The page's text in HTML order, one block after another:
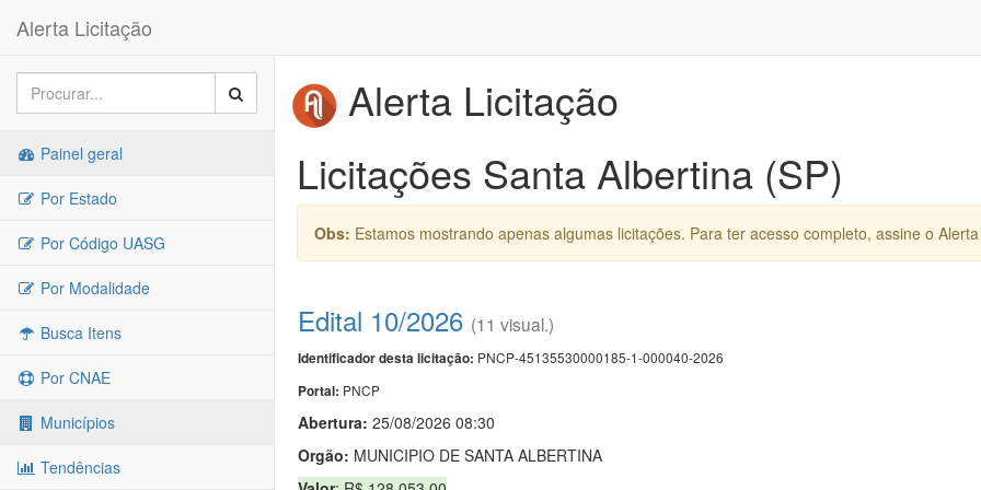
Alerta Licitação
Painel geral
Por Estado
Por Código UASG
Por Modalidade
Busca Itens
Por CNAE
Municípios
Tendências
Alerta Licitação
Licitações Santa Albertina (SP)
Obs: Estamos mostrando apenas algumas licitações. Para ter acesso completo, assine o
Edital 10/2026 (11 visual.)
Identificador desta licitação: PNCP-45135530000185-1-000040-2026
Portal: PNCP
Abertura: 25/08/2026 08:30
Orgão: MUNICIPIO DE SANTA ALBERTINA